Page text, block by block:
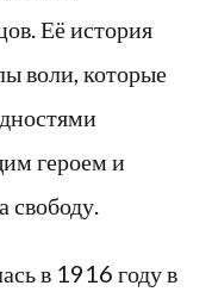
Её история
воли, которые
героем и
свободу.
в 1916 году в